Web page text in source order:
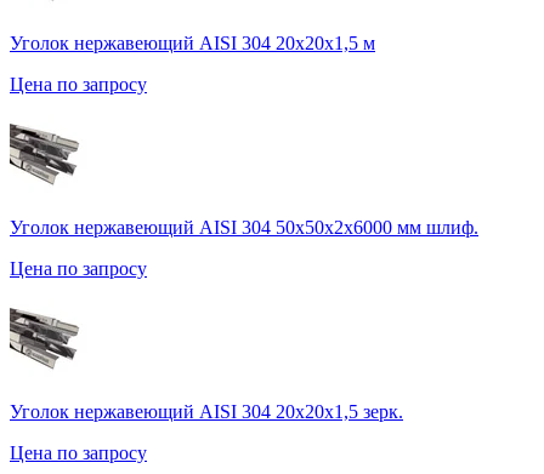
Уголок нержавеющий AISI 304 20х20х1,5 м
Цена по запросу
Уголок нержавеющий AISI 304 50х50х2х6000 мм шлиф.
Цена по запросу
Уголок нержавеющий AISI 304 20х20х1,5 зерк.
Цена по запросу